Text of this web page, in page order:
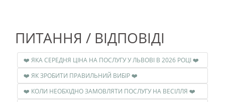
ПИТАННЯ / ВІДПОВІДІ
❤️ ЯКА СЕРЕДНЯ ЦІНА НА ПОСЛУГУ У ЛЬВОВІ В 2026 РОЦІ ❤️
❤️ ЯК ЗРОБИТИ ПРАВИЛЬНИЙ ВИБІР ❤️
❤️ КОЛИ НЕОБХІДНО ЗАМОВЛЯТИ ПОСЛУГУ НА ВЕСІЛЛЯ ❤️